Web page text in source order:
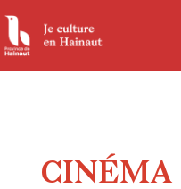
Panneau de gestion des
CINÉMA